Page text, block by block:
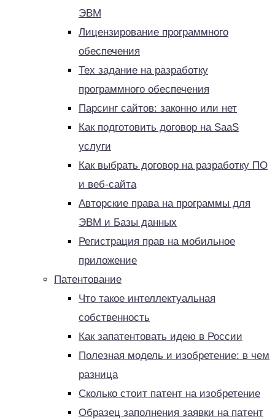
ЭВМ
Лицензирование программного
обеспечения
Тех задание на разработку
программного обеспечения
Парсинг сайтов: законно или нет
Как подготовить договор на SaaS
услуги
Как выбрать договор на разработку ПО
и веб-сайта
Авторские права на программы для
ЭВМ и Базы данных
Регистрация прав на мобильное
приложение
Патентование
Что такое интеллектуальная
собственность
Как запатентовать идею в России
Полезная модель и изобретение: в чем
разница
Сколько стоит патент на изобретение
Образец заполнения заявки на патент